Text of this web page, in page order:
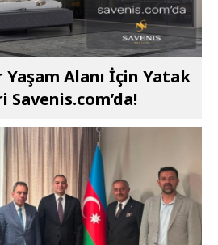
Yaşam Alanı İçin Yatak
Savenis.com’da!